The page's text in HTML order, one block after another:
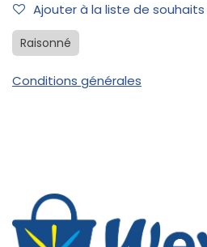
Ajouter à la liste de souhaits
Raisonné
Conditions générales